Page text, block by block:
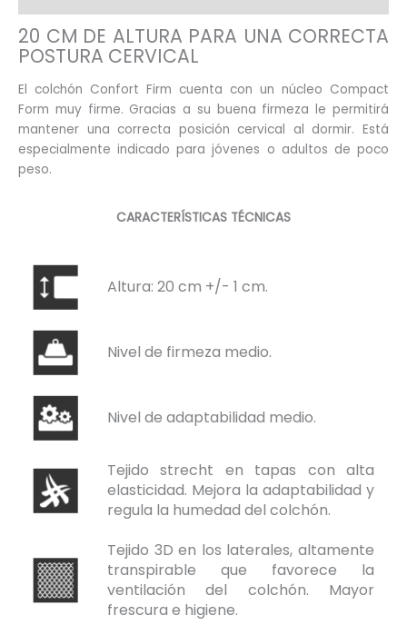
20 CM DE ALTURA PARA UNA CORRECTA
POSTURA CERVICAL
El colchón Confort Firm cuenta con un núcleo Compact
Form muy firme. Gracias a su buena firmeza le permitirá
mantener una correcta posición cervical al dormir. Está
especialmente indicado para jóvenes o adultos de poco
peso.
CARACTERÍSTICAS TÉCNICAS
Altura: 20 cm +/- 1 cm.
Nivel de firmeza medio.
Nivel de adaptabilidad medio.
Tejido strecht en tapas con alta
elasticidad. Mejora la adaptabilidad y
regula la humedad del colchón.
Tejido 3D en los laterales, altamente
transpirable que favorece la
ventilación del colchón. Mayor
frescura e higiene.